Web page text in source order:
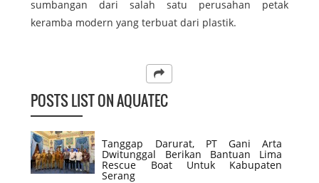
sumbangan dari salah satu perusahan petak
keramba modern yang terbuat dari plastik.
POSTS LIST ON AQUATEC
Tanggap Darurat, PT Gani Arta
Dwitunggal Berikan Bantuan Lima
Rescue Boat Untuk Kabupaten
Serang